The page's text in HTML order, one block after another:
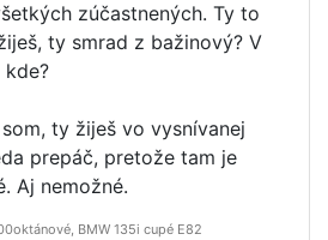
zúčastnených. Ty to
ty smrad z bažinový? V
kde?
ty žiješ vo vysnívanej
prepáč, pretože tam je
Aj nemožné.
BMW 135i cupé E82